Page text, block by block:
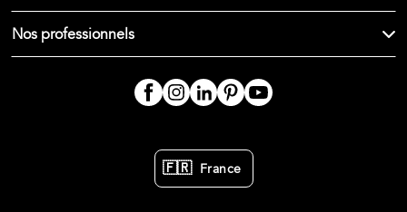
Nos professionnels
🇫🇷 France